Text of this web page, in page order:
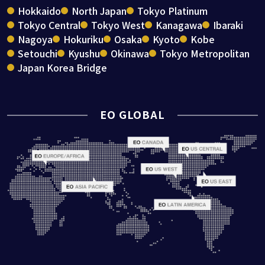
Hokkaido North Japan
Tokyo Platinum
Tokyo Central
Tokyo West Kanagawa
Ibaraki
Nagoya
Hokuriku Osaka Kyoto
Kobe
Setouchi
Kyushu Okinawa
Tokyo Metropolitan
Japan Korea Bridge
EO GLOBAL